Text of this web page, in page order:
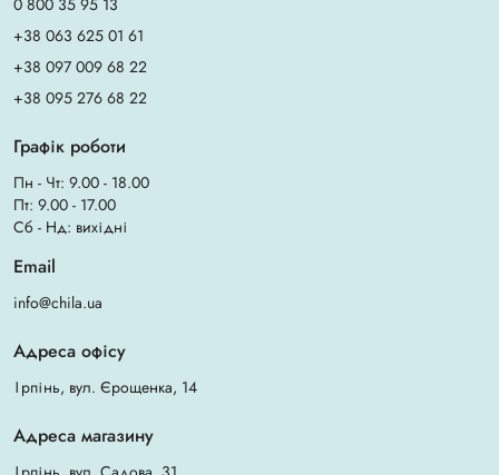
0 800 35 95 13
+38 063 625 01 61
+38 097 009 68 22
+38 095 276 68 22
Графік роботи
Пн - Чт: 9.00 - 18.00
Пт: 9.00 - 17.00
Сб - Нд: вихідні
Email
info@chila.ua
Адреса офісу
Ірпінь, вул. Єрощенка, 14
Адреса магазину